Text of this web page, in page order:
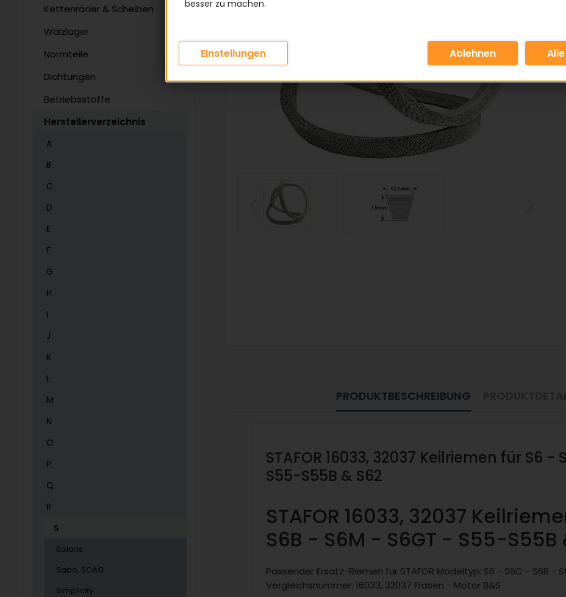
Kettenräder & Scheiben
Wälzlager
Normteile
Dichtungen
Betriebsstoffe
Herstellerverzeichnis
A
B
C
D
E
F
G
H
I
J
K
L
M
N
O
P
Q
R
S
Solaris
Sabo, SCAG
Simplicity
PRODUKTBESCHREIBUNG
STAFOR 16033, 32037 Keilriemen für S6 -
S55-S55B & S62
STAFOR 16033, 32037
S6B - S6M - S6GT - S55-S55B
Passender Ersatz-Riemen für STAFOR Modeltyp: S6 - S6C - S6B -
Vergleichsnummer: 16033, 32037 Fräsen - Motor B&S
besser zu machen.
Einstellungen